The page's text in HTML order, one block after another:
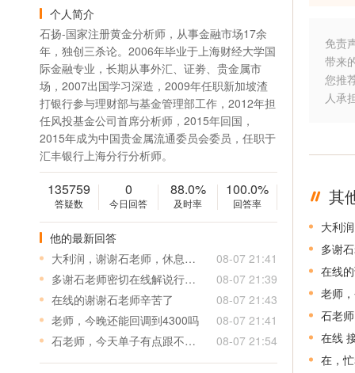
个人简介
石扬-国家注册黄金分析师，从事金融市场17余
年，独创三杀论。2006年毕业于上海财经大学国
际金融专业，长期从事外汇、证劵、贵金属市
场，2007出国学习深造，2009年任职新加坡渣
打银行参与理财部与基金管理部工作，2012年担
任风投基金公司首席分析师，2015年回国，
2015年成为中国贵金属流通委员会委员，任职于
汇丰银行上海分行分析师。
135759
答疑数
0
今日回答
88.0%
及时率
100.0%
回答率
他的最新回答
大利润，谢谢石老师，休息去，星期一再见！
08-07 21:41
多谢石老师密切在线解说行情，我没有高位多，全是4050左右的多，短线都按你的开丶平仓了
08-07 21:39
在线的谢谢石老师辛苦了
08-07 21:43
老师，今晚还能回调到4300吗
08-07 21:41
石老师，今天单子有点跟不上，策略发出来后，行情太快，总是有2-3个点的点差
08-07 21:54
免责
带来
您推
人承
其
大利
多谢
在线
老师
石老
在线
在，